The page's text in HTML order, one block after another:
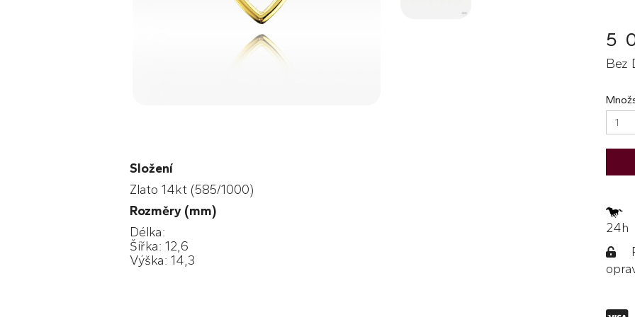
Složení
Zlato 14kt (585/1000)
Rozměry (mm)
Délka:
Šířka: 12,6
Výška: 14,3
5
Bez
24h